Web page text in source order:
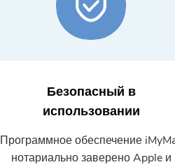
Безопасный в
использовании
Программное обеспечение
нотариально заверено Apple и